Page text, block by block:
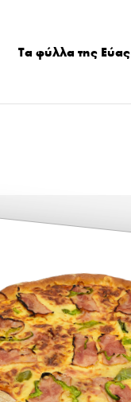
Τα φύλλα της Εύας